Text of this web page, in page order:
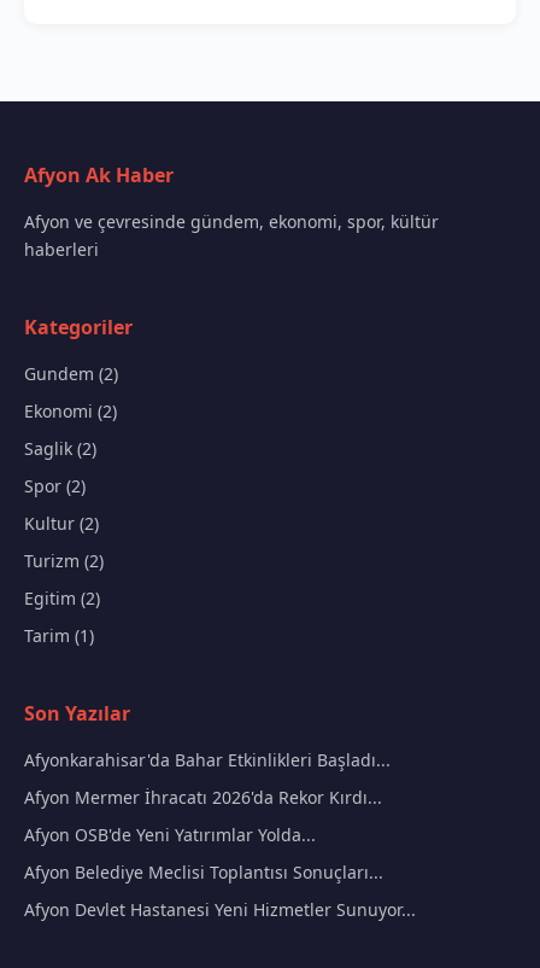
Afyon Ak Haber
Afyon ve çevresinde gündem, ekonomi, spor, kültür
haberleri
Kategoriler
Gundem (2)
Ekonomi (2)
Saglik (2)
Spor (2)
Kultur (2)
Turizm (2)
Egitim (2)
Tarim (1)
Son Yazılar
Afyonkarahisar'da Bahar Etkinlikleri Başladı...
Afyon Mermer İhracatı 2026'da Rekor Kırdı...
Afyon OSB'de Yeni Yatırımlar Yolda...
Afyon Belediye Meclisi Toplantısı Sonuçları...
Afyon Devlet Hastanesi Yeni Hizmetler Sunuyor...